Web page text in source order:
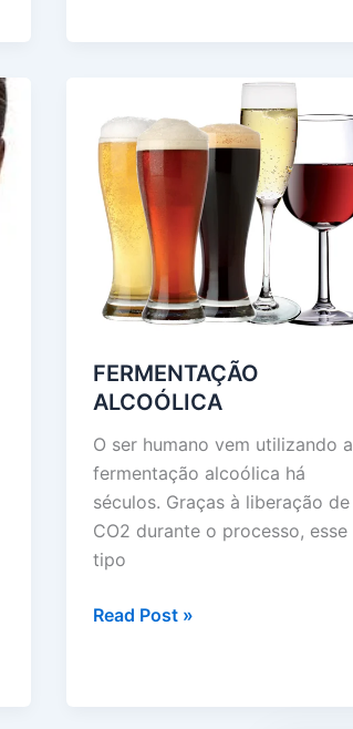
FERMENTAÇÃO
ALCOÓLICA
O ser humano vem utilizando a
fermentação alcoólica há
séculos. Graças à liberação de
CO2 durante o processo, esse
tipo
FERMENTAÇÃO
Read Post »